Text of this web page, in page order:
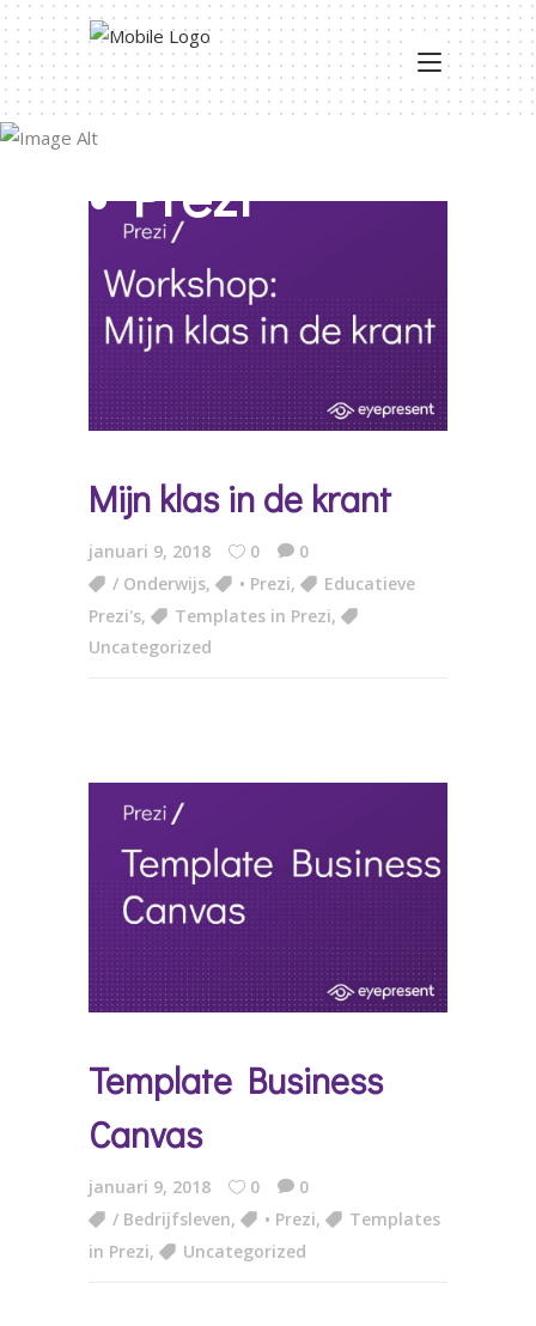
• Prezi
Mijn klas in de krant
januari 9, 2018 0
0
/ Onderwijs, • Prezi,
Educatieve
Prezi's, Templates in Prezi,
Uncategorized
Template Business
Canvas
januari 9, 2018 0
0
/ Bedrijfsleven, • Prezi,
Templates
in Prezi, Uncategorized